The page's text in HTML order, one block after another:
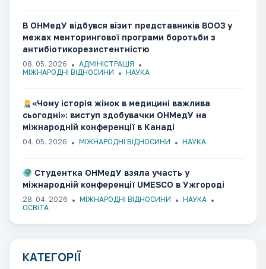
В ОНМедУ відбувся візит представників ВООЗ у
межах менторингової програми боротьби з
антибіотикорезистентністю
08. 05. 2026
АДМІНІСТРАЦІЯ
МІЖНАРОДНІ ВІДНОСИНИ
НАУКА
«Чому історія жінок в медицині важлива
сьогодні»: виступ здобувачки ОНМедУ на
міжнародній конференції в Канаді
04. 05. 2026 МІЖНАРОДНІ ВІДНОСИНИ НАУКА
Студентка ОНМедУ взяла участь у
міжнародній конференції UMESCO в Ужгороді​​​​​​​​​​​​​​​​
28. 04. 2026 МІЖНАРОДНІ ВІДНОСИНИ
НАУКА
ОСВІТА
КАТЕГОРІЇ